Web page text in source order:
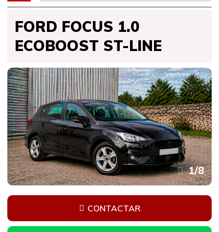
FORD FOCUS 1.0
ECOBOOST ST-LINE
1/8
CONTACTAR